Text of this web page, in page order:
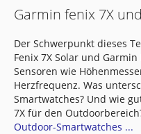
Garmin fenix 7X
Der Schwerpunkt dieses
Fenix 7X Solar und
Sensoren wie
Herzfrequenz. Was
Smartwatches? Und wie
7X für den
Outdoor-Smartwatches ...